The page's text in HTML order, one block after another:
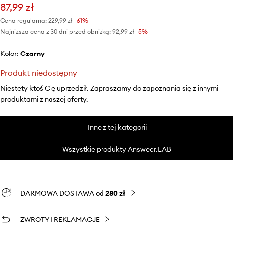
87,99 zł
Cena regularna: 229,99 zł-61%
Najniższa cena z 30 dni przed obniżką: 92,99 zł -5%
Kolor: czarny
Produkt niedostępny
Niestety ktoś Cię uprzedził. Zapraszamy do zapoznania się z innymi
produktami z naszej oferty.
Inne z tej kategorii
Wszystkie produkty Answear.LAB
DARMOWA DOSTAWA od 280 zł
ZWROTY I REKLAMACJE